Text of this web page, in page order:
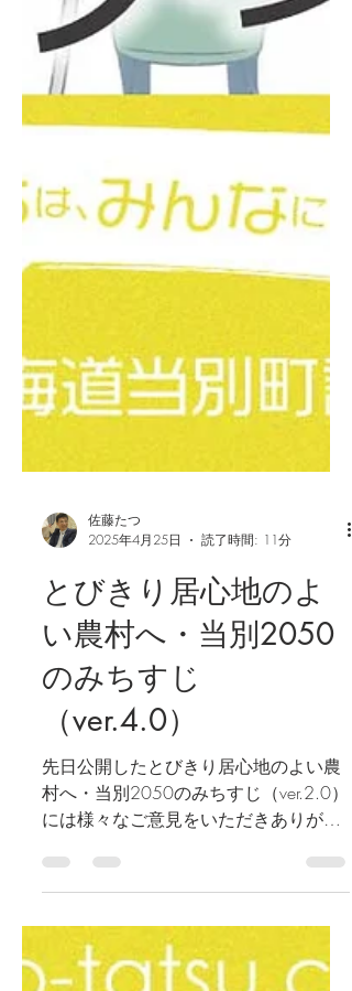
佐藤たつ
2025年4月25日
読了時間: 11分
とびきり居心地のよ
い農村へ・当別2050
のみちすじ
（ver.4.0）
先日公開したとびきり居心地のよい農
村へ・当別2050のみちすじ（ver.2.0）
には様々なご意見をいただきありがと
うございました。 反映できるものは反
映し、まだ考える必要があるものは保